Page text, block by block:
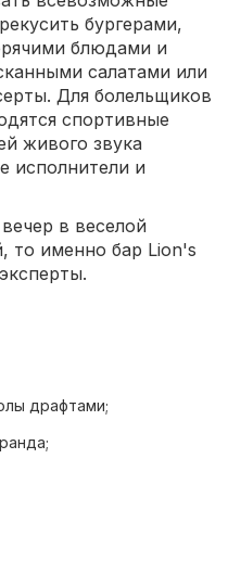
бургерами,
блюдами и
салатами или
Для болельщиков
спортивные
живого звука
исполнители и
в веселой
то именно бар Lion's
драфтами;
пивоварен;